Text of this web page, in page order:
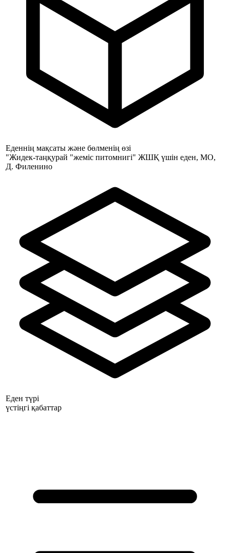
Еденнің мақсаты және бөлменің өзі
"Жидек-таңқурай "жеміс питомнигі" ЖШҚ үшін еден, МО,
Д. Филенино
Еден түрі
үстіңгі қабаттар